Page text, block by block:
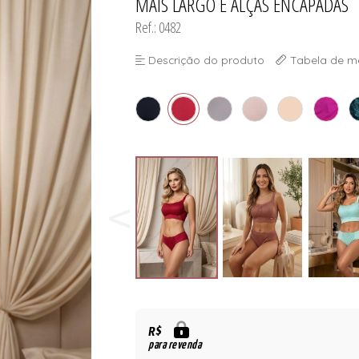
Ref.: 0482
Descrição do produto Tabela de
R$
para revenda